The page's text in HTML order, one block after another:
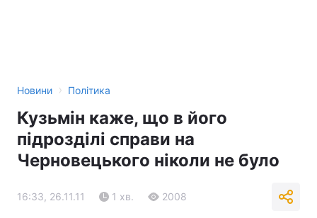
Новини › Політика
Кузьмін каже, що в його
підрозділі справи на
Черновецького ніколи не було
16:33, 26.11.11 1 хв. 2008